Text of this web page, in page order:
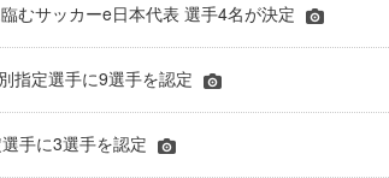
むサッカーe日本代表 選手4名が決定
指定選手に9選手を認定
手に3選手を認定